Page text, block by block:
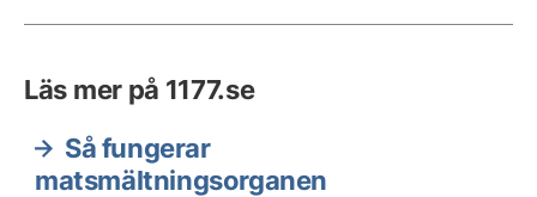
Läs mer på 1177.se
Så fungerar
matsmältningsorganen